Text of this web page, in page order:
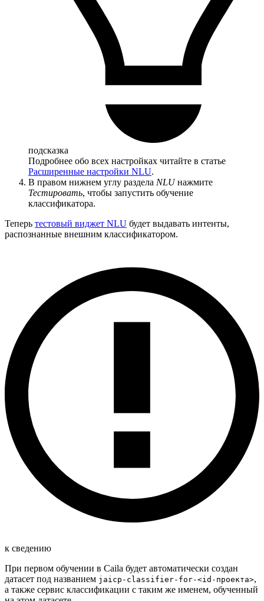
подсказка
Подробнее обо всех настройках читайте в статье
Расширенные настройки NLU.
В правом нижнем углу раздела NLUнажмите
Тестировать, чтобы запустить обучение
классификатора.
Теперь тестовый виджет NLU будет выдавать интенты,
распознанные внешним классификатором.
к сведению
При первом обучении в Caila будет автоматически создан
датасет под названием jaicp-classifier-for-<id-проекта>,
а также сервис классификации с таким же именем, обученный